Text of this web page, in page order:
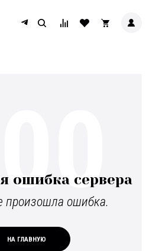
ошибка сервера
произошла ошибка.
НА ГЛАВНУЮ